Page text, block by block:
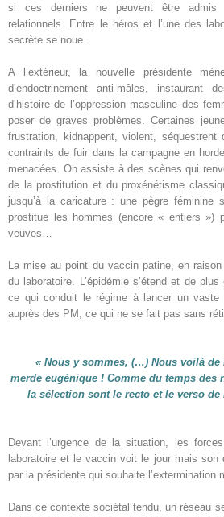
si ces derniers ne peuvent être admis
relationnels. Entre le héros et l’une des
secrète se noue.
A l’extérieur, la nouvelle présidente
d’endoctrinement anti-mâles, instaurant
d’histoire de l’oppression masculine des
poser de graves problèmes. Certaines
frustration, kidnappent, violent,
contraints de fuir dans la campagne en
menacées. On assiste à des scènes qui
de la prostitution et du proxénétisme
jusqu’à la caricature : une pègre féminine
prostitue les hommes (encore « entiers »)
veuves…
La mise au point du vaccin patine, en
du laboratoire. L’épidémie s’étend et de
ce qui conduit le régime à lancer un vaste
auprès des PM, ce qui ne se fait pas sans
« Nous y sommes, (…) Nous voilà de
merde eugénique ! Comme du temps
la sélection sont le recto et le verso de
Devant l’urgence de la situation, les
laboratoire et le vaccin voit le jour mais son
par la présidente qui souhaite l’extermination
Dans ce contexte sociétal tendu, un réseau